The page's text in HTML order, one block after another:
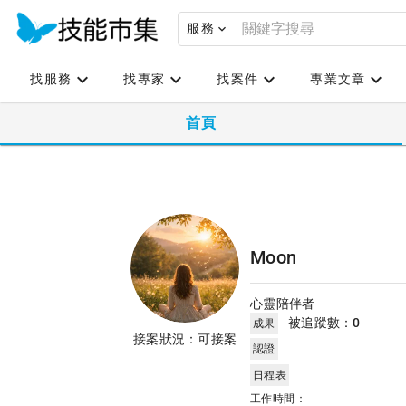
服務
找服務 找專家 找案件 專業文章
首頁
接案狀況：可接案
Moon
心靈陪伴者
成果 被追蹤數：0
認證
日程表
工作時間：